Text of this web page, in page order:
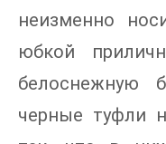
неизменно
юбкой
белоснежную
черные туфли